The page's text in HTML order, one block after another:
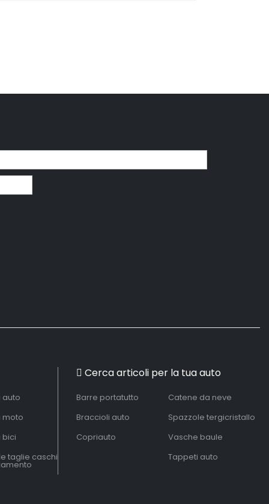
auto
moto
bici
taglie caschi
Cerca articoli per la tua auto
Barre portatutto
Braccioli auto
Copriauto
Catene da neve
Spazzole tergicristallo
Vasche baule
Tappeti auto